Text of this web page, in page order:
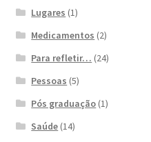
Lugares (1)
Medicamentos (2)
Para refletir… (24)
Pessoas (5)
Pós graduação (1)
Saúde (14)